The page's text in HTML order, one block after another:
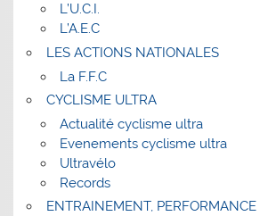
L’U.C.I.
L’A.E.C
LES ACTIONS NATIONALES
La F.F.C
CYCLISME ULTRA
Actualité cyclisme ultra
Evenements cyclisme ultra
Ultravélo
Records
ENTRAINEMENT, PERFORMANCE